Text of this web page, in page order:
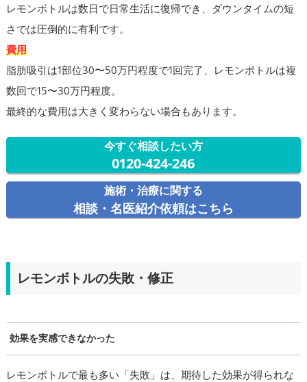
レモンボトルは数日で日常生活に復帰でき、ダウンタイムの短
さでは圧倒的に有利です。
費用
脂肪吸引は1部位30〜50万円程度で1回完了、レモンボトルは複
数回で15〜30万円程度。
最終的な費用は大きく変わらない場合もあります。
今すぐ相談したい方
0120-424-246
施術・治療に関する
相談・名医紹介依頼はこちら
レモンボトルの失敗・修正
効果を実感できなかった
レモンボトルで最も多い「失敗」は、期待した効果が得られな